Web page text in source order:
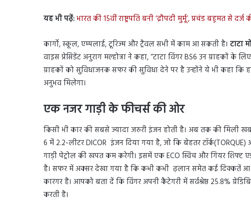
यह भी पढ़ें:भारत की 15वीं राष्ट्रपति बनी ‘द्रौपदी मुर्मू’, प्रचंड बहुमत से दर्ज
कार्गो, स्कूल, एम्पलाई, टूरिज्म और ट्रैवल सभी में काम आ सकती है। टाटा
वाइस प्रेसिडेंट अनुराग मल्होत्रा ने कहा, “टाटा विंगर BS6 उन ग्राहकों
ग्राहकों को सुविधाजनक सफर की सुविधा देने पर है उन्होंने ये भी कहा कि
अनुभव मिलेगा।
एक नजर गाड़ी के फीचर्स की ओर
किसी भी कार की सबसे ज्यादा जरुरी इंजन होती है। अब तक की मिली
6 में 2.2-लीटर DICOR इंजन दिया गया है, जो कि बेहतर
गाड़ी पेट्रोल की खपत कम करेगी। इसमें एक ECO स्विच और गियर
है। सफर में अक्सर देखा गया है कि कभी कभी ढ़लान समेत कई दिक्कतें आ
कारगर है। आपको बता दें कि विंगर अपनी कैटेगरी में सर्वश्रेष्ठ 25.8%
करती है।